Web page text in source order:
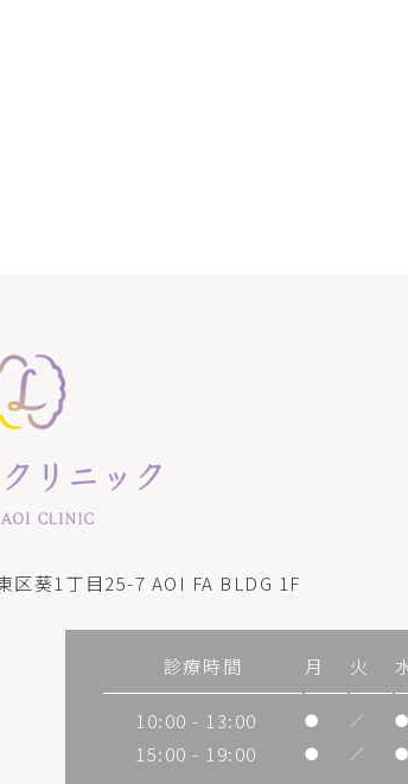
区葵1丁目25-7 AOI FA BLDG 1F
診療時間 月 火
10:00 - 13:00 ● ／ ●
15:00 - 19:00 ● ／ ●